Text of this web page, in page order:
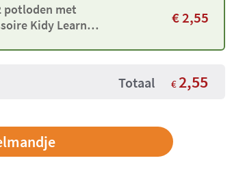
potloden met
Kidy Learn
€2,55
Totaal € 2,55